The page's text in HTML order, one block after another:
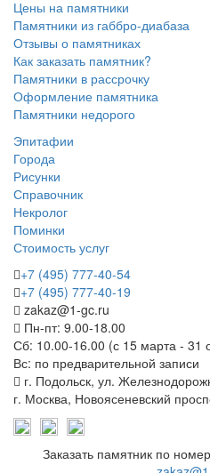
Цены на памятники
Памятники из габбро-диабаза
Отзывы о памятниках
Как заказать памятник?
Памятники в рассрочку
Оформление памятника
Памятники недорого
Эпитафии
Города
Рисунки
Справочник
Некролог
Поминки
Стоимость услуг
+7 (495) 777-40-54
+7 (495) 777-40-19
zakaz@1-gc.ru
Пн-пт: 9.00-18.00
Сб: 10.00-16.00 (с 15 марта - 31
Вс: по предварительной записи
г. Подольск, ул.
г. Москва, Новоясеневский
Заказать памятник по